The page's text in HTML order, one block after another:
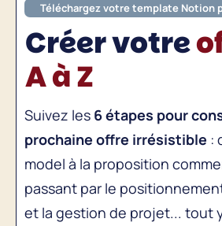
Téléchargez votre template Notion
Créer votre
A à Z
Suivez les 6 étapes pour
prochaine offre irrésistible :
model à la proposition
passant par le
et la gestion de projet... tout